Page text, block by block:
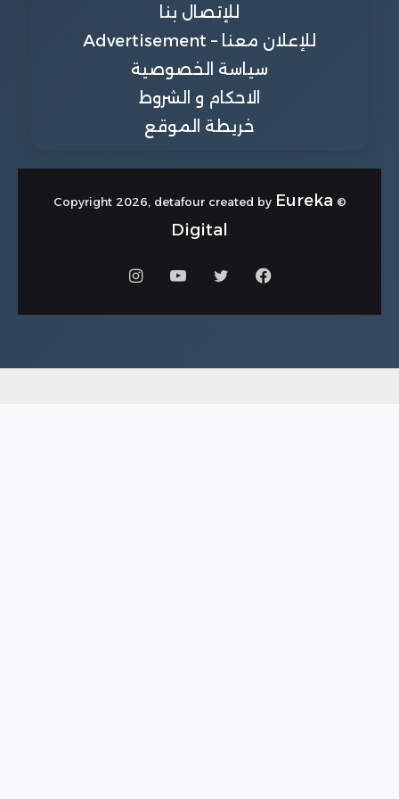
للإتصال بنا
للإعلان معنا – Advertisement
سياسة الخصوصية
الاحكام و الشروط
خريطة الموقع
© Copyright 2026, detafour created by
Eureka
Digital
فيسبوكتويتر يوتيوبانستقرام